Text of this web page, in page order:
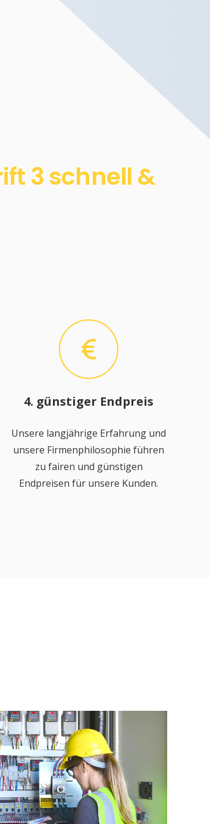
3 schnell &
4. günstiger Endpreis
Unsere langjährige Erfahrung und
unsere Firmenphilosophie führen
zu fairen und günstigen
Endpreisen für unsere Kunden.